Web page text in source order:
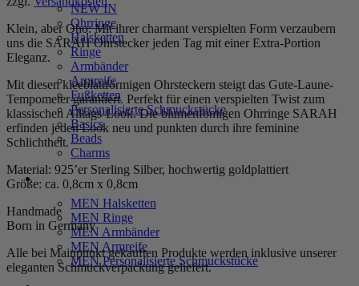
NEW IN
Ohrringe
Halsketten
Ringe
Armbänder
Armreife
Fußketten
Personalisierte Schmuckstücke
Basics
Beads
Charms
MEN
MEN Halsketten
MEN Ringe
MEN Armbänder
MEN Armreife
MEN Personalisierte Schmuckstücke
Klein, aber Oho: Mit ihrer charmant verspielten Form verzaubern
uns die SARAH Ohrstecker jeden Tag mit einer Extra-Portion
Eleganz.
Mit diesen kleeblattförmigen Ohrsteckern steigt das Gute-Laune-
Tempometer garantiert. Perfekt für einen verspielten Twist zum
klassischen Alltags-Look. Die blumenfömigen Ohrringe SARAH
erfinden jeden Look neu und punkten durch ihre feminine
Schlichtheit.
Material: 925’er Sterling Silber, hochwertig goldplattiert
Größe: ca. 0,8cm x 0,8cm
Handmade
Born in Germany
Alle bei Mainpunkt gekauften Produkte werden inklusive unserer
eleganten Schmuckverpackung geliefert.